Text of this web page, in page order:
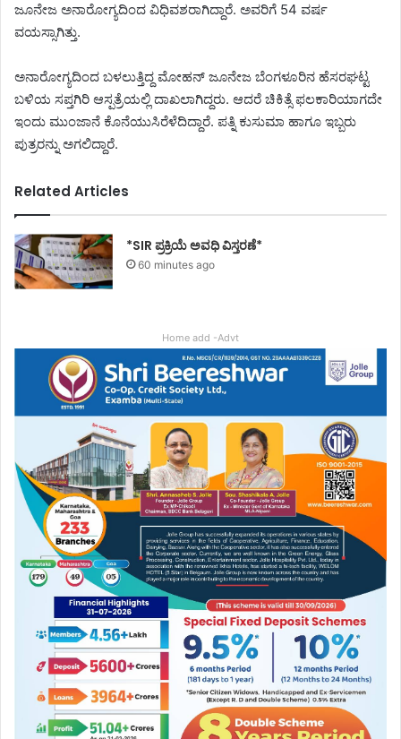
ಜೂನೇಜ ಅನಾರೋಗ್ಯದಿಂದ ವಿಧಿವಶರಾಗಿದ್ದಾರೆ. ಅವರಿಗೆ 54 ವರ್ಷ
ವಯಸ್ಸಾಗಿತ್ತು.
ಅನಾರೋಗ್ಯದಿಂದ ಬಳಲುತ್ತಿದ್ದ ಮೋಹನ್ ಜೂನೇಜ ಬೆಂಗಳೂರಿನ ಹೆಸರಘಟ್ಟ
ಬಳಿಯ ಸಪ್ತಗಿರಿ ಆಸ್ಪತ್ರೆಯಲ್ಲಿ ದಾಖಲಾಗಿದ್ದರು. ಆದರೆ ಚಿಕಿತ್ಸೆ ಫಲಕಾರಿಯಾಗದೇ
ಇಂದು ಮುಂಜಾನೆ ಕೊನೆಯುಸಿರೆಳೆದಿದ್ದಾರೆ. ಪತ್ನಿ ಕುಸುಮಾ ಹಾಗೂ ಇಬ್ಬರು
ಪುತ್ರರನ್ನು ಅಗಲಿದ್ದಾರೆ.
Related Articles
*SIR ಪ್ರಕ್ರಿಯೆ ಅವಧಿ ವಿಸ್ತರಣೆ*
60 minutes ago
Home add -Advt